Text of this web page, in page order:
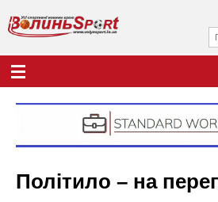
вмісту
В
о
н
о
у
к
о
в
а
о
о
ш
Політило – на